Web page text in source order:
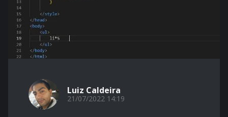
Luiz Caldeira
21/07/2022 14:19